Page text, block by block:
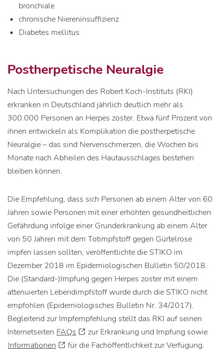
bronchiale
chronische Niereninsuffizienz
Diabetes mellitus
Postherpetische Neuralgie
Nach Untersuchungen des Robert Koch-Instituts (RKI)
erkranken in Deutschland jährlich deutlich mehr als
300.000 Personen an Herpes zoster. Etwa fünf Prozent von
ihnen entwickeln als Komplikation die postherpetische
Neuralgie – das sind Nervenschmerzen, die Wochen bis
Monate nach Abheilen des Hautausschlages bestehen
bleiben können.
Die Empfehlung, dass sich Personen ab einem Alter von 60
Jahren sowie Personen mit einer erhöhten gesundheitlichen
Gefährdung infolge einer Grunderkrankung ab einem Alter
von 50 Jahren mit dem Totimpfstoff gegen Gürtelrose
impfen lassen sollten, veröffentlichte die STIKO im
Dezember 2018 im Epidemiologischen Bulletin 50/2018.
Die (Standard-)Impfung gegen Herpes zoster mit einem
attenuierten Lebendimpfstoff wurde durch die STIKO nicht
empfohlen (Epidemiologisches Bulletin Nr. 34/2017).
Begleitend zur Impfempfehlung stellt das RKI auf seinen
Internetseiten FAQs
zur Erkrankung und Impfung sowie
Informationen
für die Fachöffentlichkeit zur Verfügung.